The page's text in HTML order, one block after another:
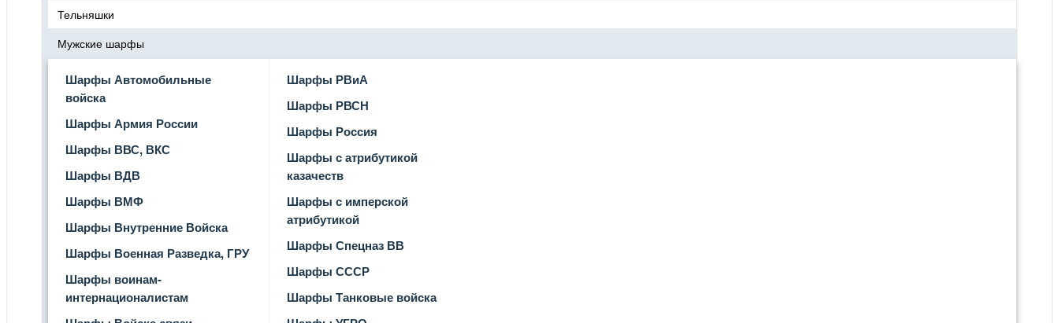
Тельняшки
Мужские шарфы
Шарфы Автомобильные
войска
Шарфы Армия России
Шарфы ВВС, ВКС
Шарфы ВДВ
Шарфы ВМФ
Шарфы Внутренние Войска
Шарфы Военная Разведка, ГРУ
Шарфы воинам-
интернационалистам
Шарфы РВиА
Шарфы РВСН
Шарфы Россия
Шарфы с атрибутикой
казачеств
Шарфы с имперской
атрибутикой
Шарфы Спецназ ВВ
Шарфы СССР
Шарфы Танковые войска